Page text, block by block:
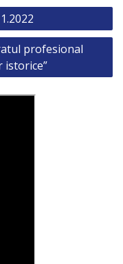
profesional
istorice”